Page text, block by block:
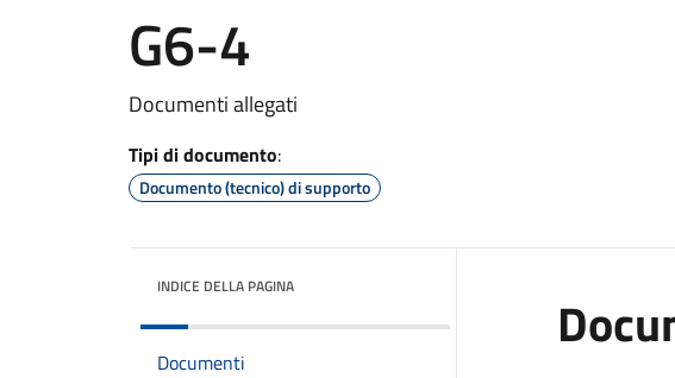
G6-4
Documenti allegati
Tipi di documento:
Documento (tecnico) di supporto
INDICE DELLA PAGINA
Documenti